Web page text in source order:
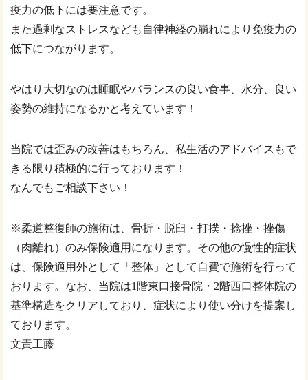
疫力の低下には要注意です。
また過剰なストレスなども自律神経の崩れにより免疫力の
低下につながります。
やはり大切なのは睡眠やバランスの良い食事、水分、良い
姿勢の維持になるかと考えています！
当院では歪みの改善はもちろん、私生活のアドバイスもで
きる限り積極的に行っております！
なんでもご相談下さい！
※柔道整復師の施術は、骨折・脱臼・打撲・捻挫・挫傷
（肉離れ）のみ保険適用になります。その他の慢性的症状
は、保険適用外として「整体」として自費で施術を行って
おります。なお、当院は1階東口接骨院・2階西口整体院の
基準構造をクリアしており、症状により使い分けを提案し
ております。
文責工藤